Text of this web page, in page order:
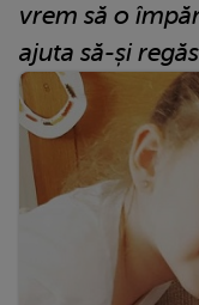
vrem să o
ajuta să-și